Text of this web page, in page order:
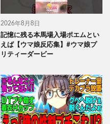
2026年8月8日
記憶に残る本馬場入場ポエムとい
えば【ウマ娘反応集】#ウマ娘プ
リティーダービー